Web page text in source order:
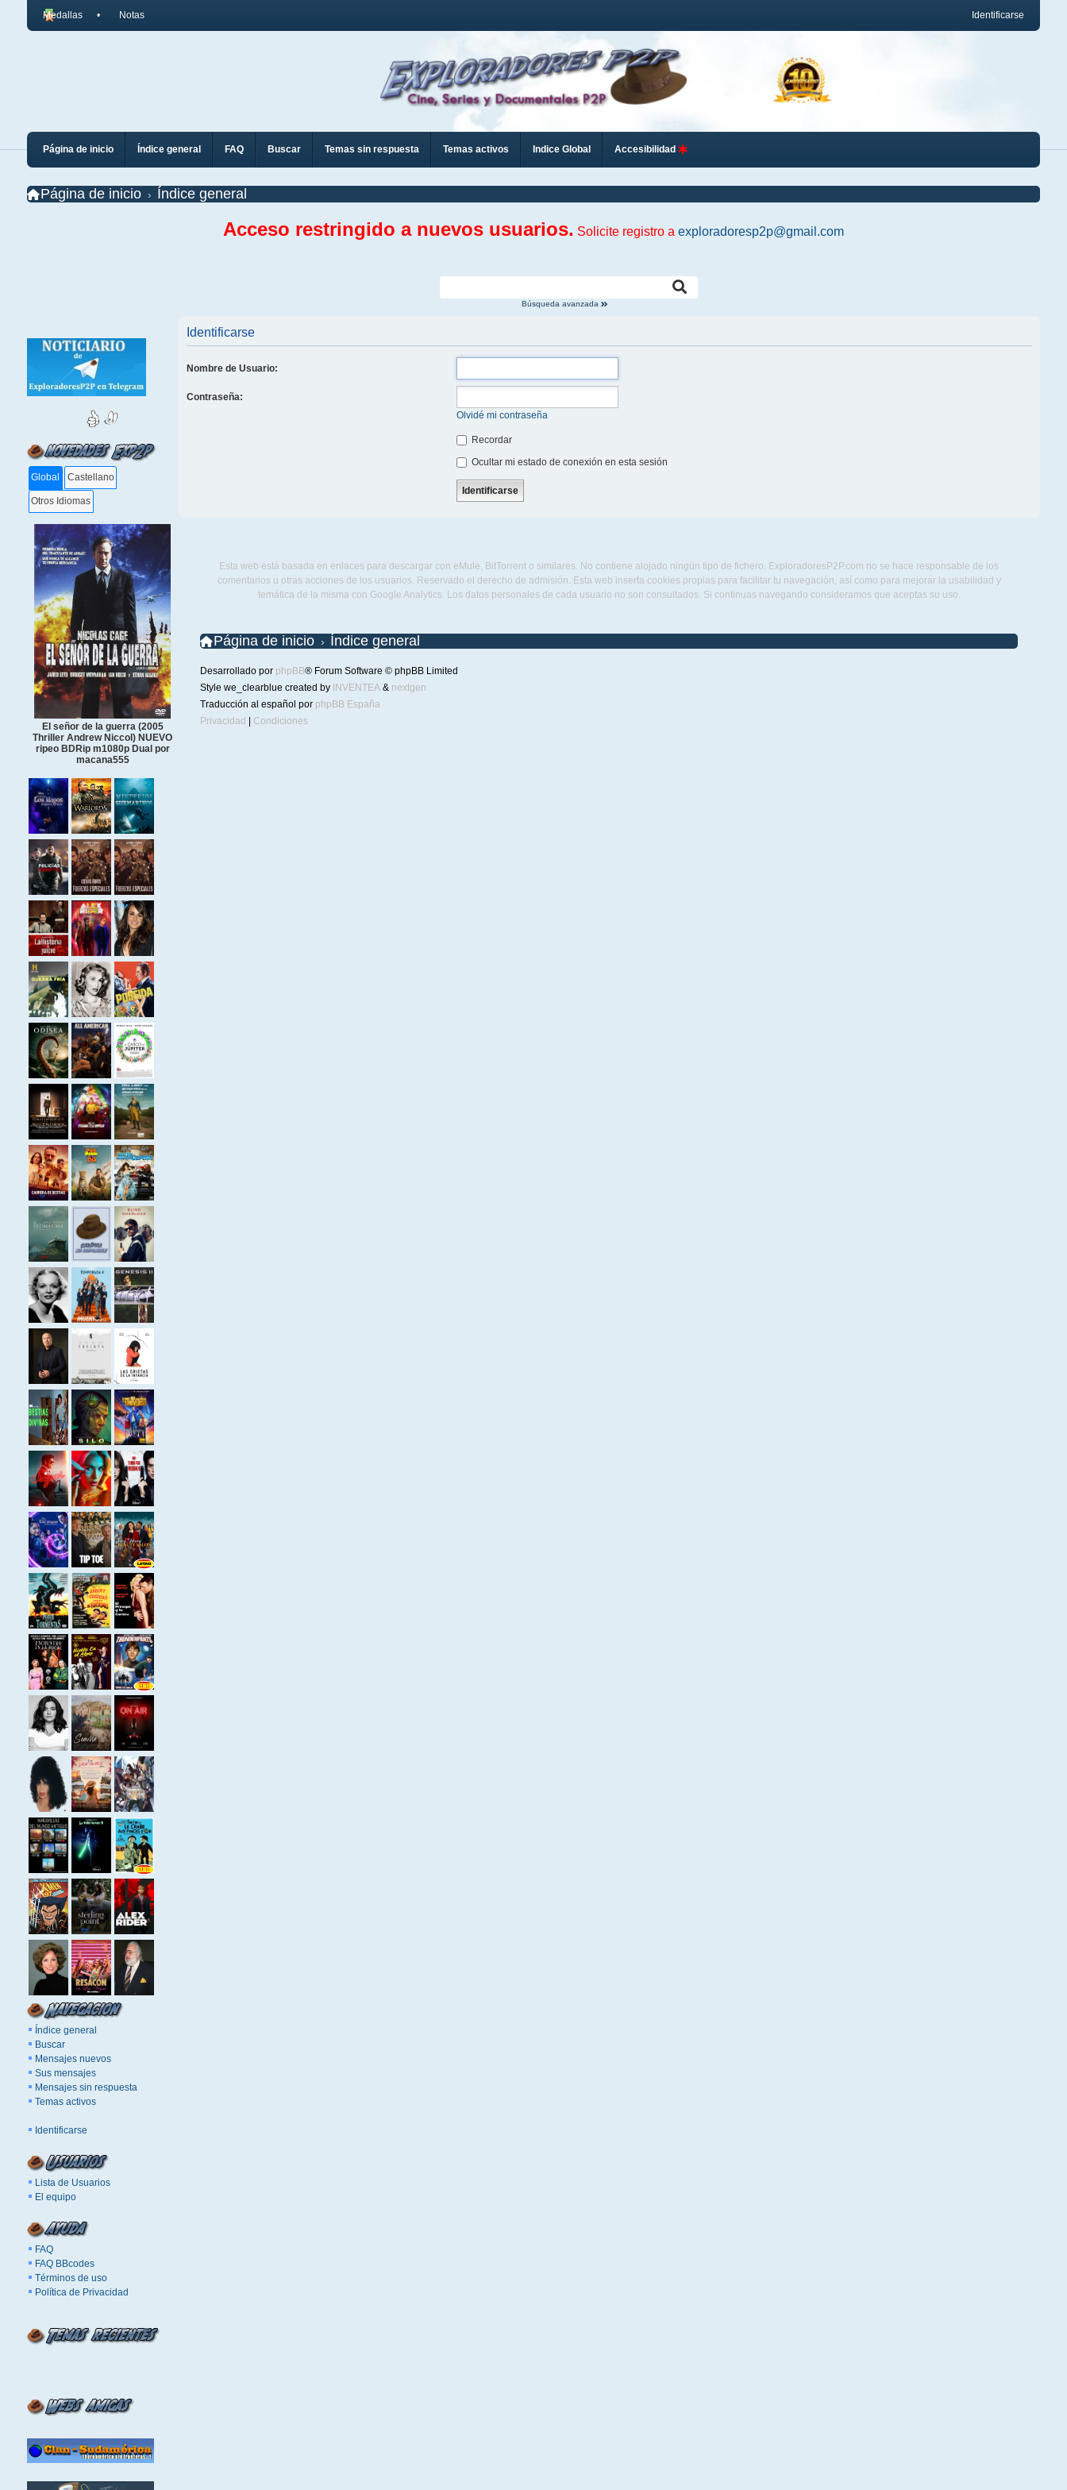
Identificarse
Medallas Notas
Página de inicio Índice general FAQ Buscar Temas sin respuesta Temas activos Indice Global Accesibilidad
Página de inicio Índice general
Acceso restringido a nuevos usuarios. Solicite registro a exploradoresp2p@gmail.com
Búsqueda avanzada
Global Castellano
Otros Idiomas
El señor de la guerra (2005
Thriller Andrew Niccol) NUEVO
ripeo BDRip m1080p Dual por
macana555
Índice general
Buscar
Mensajes nuevos
Sus mensajes
Mensajes sin respuesta
Temas activos
Identificarse
Lista de Usuarios
El equipo
FAQ
FAQ BBcodes
Términos de uso
Política de Privacidad
Identificarse
Nombre de Usuario:
Contraseña:
Olvidé mi contraseña
Recordar
Ocultar mi estado de conexión en esta sesión
Esta web está basada en enlaces para descargar con eMule, BitTorrent o similares. No contiene alojado ningún tipo de fichero. ExploradoresP2P.com no se hace responsable de los
comentarios u otras acciones de los usuarios. Reservado el derecho de admisión. Esta web inserta cookies propias para facilitar tu navegación, así como para mejorar la usabilidad y
temática de la misma con Google Analytics. Los datos personales de cada usuario no son consultados. Si continuas navegando consideramos que aceptas su uso.
Página de inicio Índice general
Desarrollado por phpBB® Forum Software © phpBB Limited
Style we_clearblue created by INVENTEA& nextgen
Traducción al español por phpBB España
Privacidad
Condiciones